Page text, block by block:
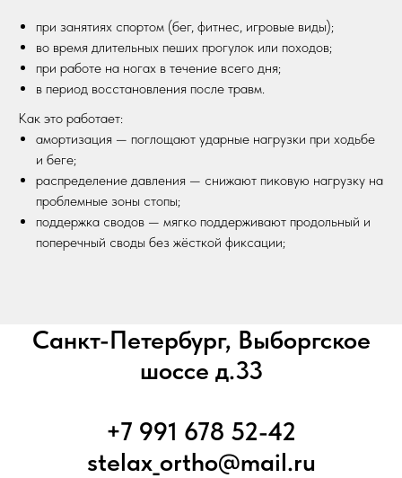
при занятиях спортом (бег, фитнес, игровые виды);
во время длительных пеших прогулок или походов;
при работе на ногах в течение всего дня;
в период восстановления после травм.
Как это работает:
амортизация — поглощают ударные нагрузки при ходьбе
и беге;
распределение давления — снижают пиковую нагрузку на
проблемные зоны стопы;
поддержка сводов — мягко поддерживают продольный и
поперечный своды без жёсткой фиксации;
Санкт-Петербург, Выборгское
шоссе д.33
+7 991 678 52-42
stelax_ortho@mail.ru